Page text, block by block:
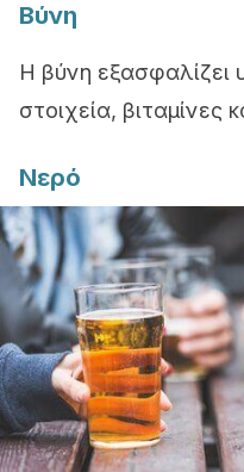
Βύνη
Η βύνη εξασφαλίζει
στοιχεία, βιταμίνες
Νερό